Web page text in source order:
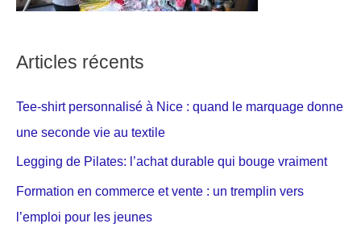
Articles récents
Tee-shirt personnalisé à Nice : quand le marquage donne
une seconde vie au textile
Legging de Pilates: l’achat durable qui bouge vraiment
Formation en commerce et vente : un tremplin vers
l’emploi pour les jeunes